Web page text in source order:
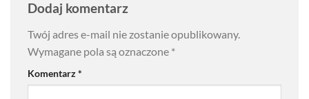
Dodaj komentarz
Twój adres e-mail nie zostanie opublikowany.
Wymagane pola są oznaczone *
Komentarz*